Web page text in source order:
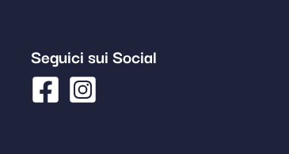
Seguici sui Social